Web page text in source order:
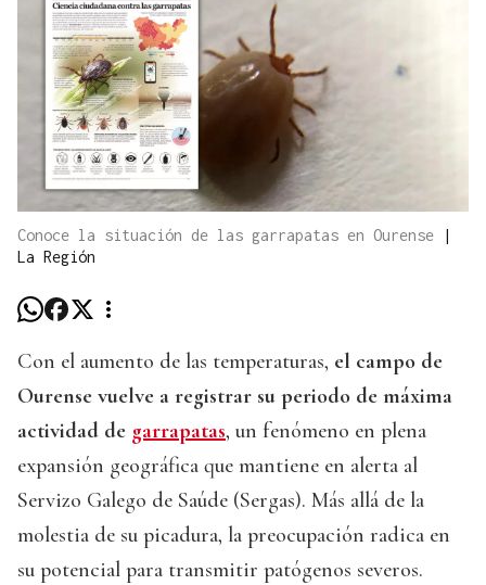
Conoce la situación de las garrapatas en Ourense
|
La Región
Con el aumento de las temperaturas, el campo de
Ourense vuelve a registrar su periodo de máxima
actividad de garrapatas, un fenómeno en plena
expansión geográfica que mantiene en alerta al
Servizo Galego de Saúde (Sergas). Más allá de la
molestia de su picadura, la preocupación radica en
su potencial para transmitir patógenos severos.